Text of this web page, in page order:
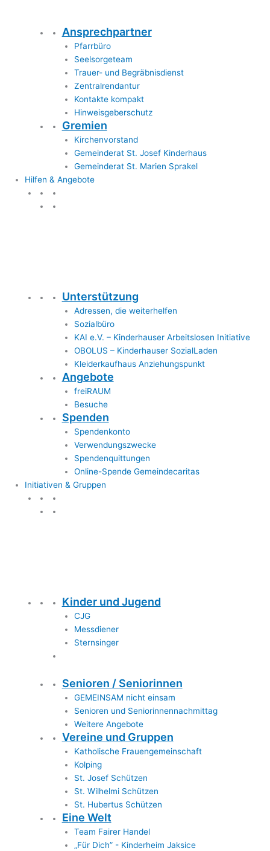
Ansprechpartner
Pfarrbüro
Seelsorgeteam
Trauer- und Begräbnisdienst
Zentralrendantur
Kontakte kompakt
Hinweisgeberschutz
Gremien
Kirchenvorstand
Gemeinderat St. Josef Kinderhaus
Gemeinderat St. Marien Sprakel
Hilfen & Angebote
Unterstützung
Adressen, die weiterhelfen
Sozialbüro
KAI e.V. – Kinderhauser Arbeitslosen Initiative
OBOLUS – Kinderhauser SozialLaden
Kleiderkaufhaus Anziehungspunkt
Angebote
freiRAUM
Besuche
Spenden
Spendenkonto
Verwendungszwecke
Spendenquittungen
Online-Spende Gemeindecaritas
Initiativen & Gruppen
Kinder und Jugend
CJG
Messdiener
Sternsinger
Senioren / Seniorinnen
GEMEINSAM nicht einsam
Senioren und Seniorinnennachmittag
Weitere Angebote
Vereine und Gruppen
Katholische Frauengemeinschaft
Kolping
St. Josef Schützen
St. Wilhelmi Schützen
St. Hubertus Schützen
Eine Welt
Team Fairer Handel
„Für Dich” - Kinderheim Jaksice